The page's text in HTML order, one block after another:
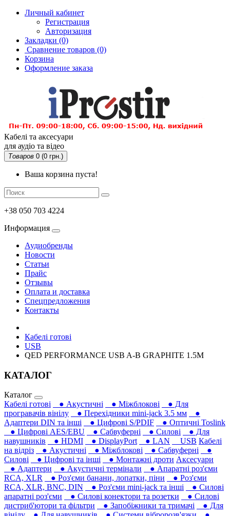
Личный кабинет
Регистрация
Авторизация
Закладки (0)
Сравнение товаров (0)
Корзина
Оформление заказа
Кабелі та аксесуари
для аудіо та відео
Товаров 0 (0 грн.)
Ваша корзина пуста!
+38 050 703 4224
Информация
Аудиобренды
Новости
Статьи
Прайс
Отзывы
Оплата и доставка
Спецпредложения
Контакты
Кабелі готові
USB
QED PERFORMANCE USB A-B GRAPHITE 1.5M
КАТАЛОГ
Каталог
Кабелі готові
● Акустичні ● Міжблокові
● Для
програвачів вінілу
● Перехідники mini-jack 3.5 мм
●
Адаптери DIN та інші
● Цифрові S/PDIF
● Оптичні Toslink
● Цифрові AES/EBU
● Сабвуферні ● Силові
● Для
навушників‎
● HDMI ● DisplayPort ● LAN USB Кабелі
на відріз
● Акустичні ● Міжблокові ● Сабвуферні
●
Силові
● Цифрові та інші ● Монтажні дроти Аксесуари
● Адаптери
● Акустичні термінали
● Апаратні роз'єми
RCA, XLR
● Роз'єми банани, лопатки, піни
● Роз'єми
RCA, XLR, BNC, DIN
● Роз'єми mini-jack та інші
● Силові
апаратні роз'єми
● Силові конектори та розетки
● Силові
дистриб'ютори та фільтри
● Запобіжники та тримачі
● Для